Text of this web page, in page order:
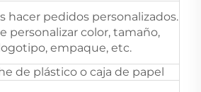
hacer pedidos personalizados.
personalizar color, tamaño,
empaque, etc.
de plástico o caja de papel